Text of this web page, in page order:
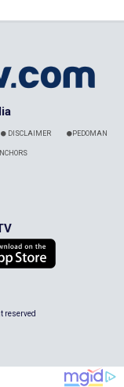
DISCLAIMER PEDOMAN
reserved